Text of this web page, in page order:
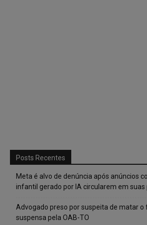
Posts Recentes
Meta é alvo de denúncia após anúncios
infantil gerado por IA circularem em
Advogado preso por suspeita de matar o
suspensa pela OAB-TO